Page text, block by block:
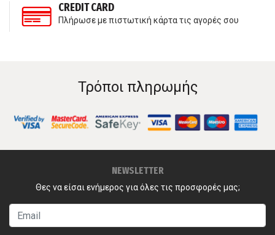
CREDIT CARD
Πλήρωσε με πιστωτική κάρτα τις αγορές σου
Τρόποι πληρωμής
NEWSLETTER
Θες να είσαι ενήμερος για όλες τις προσφορές μας;